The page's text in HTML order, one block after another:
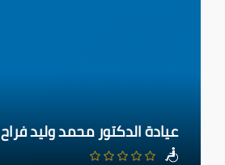
عيادة الدكتور محمد وليد فراح